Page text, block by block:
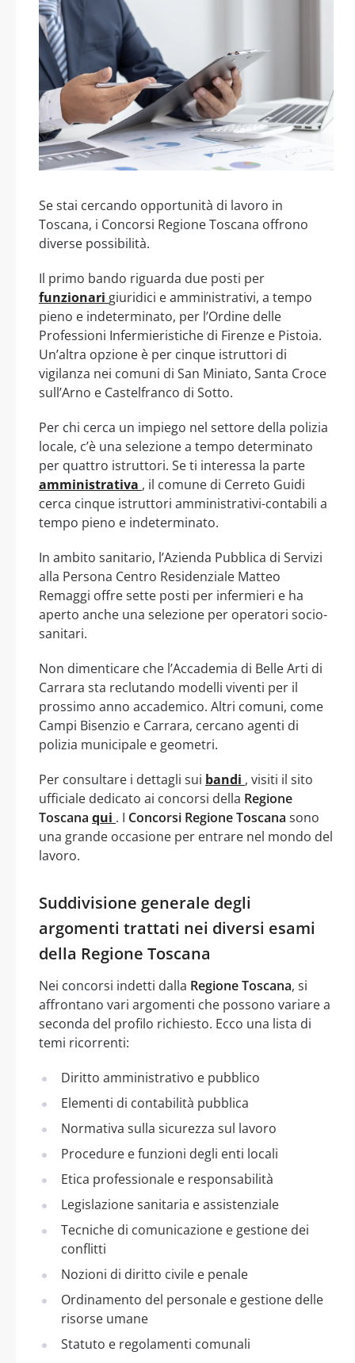
Se stai cercando opportunità di lavoro in
Toscana, i Concorsi Regione Toscana offrono
diverse possibilità.
Il primo bando riguarda due posti per
funzionari giuridici e amministrativi, a tempo
pieno e indeterminato, per l’Ordine delle
Professioni Infermieristiche di Firenze e Pistoia.
Un’altra opzione è per cinque istruttori di
vigilanza nei comuni di San Miniato, Santa Croce
sull’Arno e Castelfranco di Sotto.
Per chi cerca un impiego nel settore della polizia
locale, c’è una selezione a tempo determinato
per quattro istruttori. Se ti interessa la parte
amministrativa , il comune di Cerreto Guidi
cerca cinque istruttori amministrativi-contabili a
tempo pieno e indeterminato.
In ambito sanitario, l’Azienda Pubblica di Servizi
alla Persona Centro Residenziale Matteo
Remaggi offre sette posti per infermieri e ha
aperto anche una selezione per operatori socio-
sanitari.
Non dimenticare che l’Accademia di Belle Arti di
Carrara sta reclutando modelli viventi per il
prossimo anno accademico. Altri comuni, come
Campi Bisenzio e Carrara, cercano agenti di
polizia municipale e geometri.
Per consultare i dettagli sui bandi , visiti il sito
ufficiale dedicato ai concorsi della Regione
Toscana qui . I Concorsi Regione Toscana sono
una grande occasione per entrare nel mondo del
lavoro.
Suddivisione generale degli
argomenti trattati nei diversi esami
della Regione Toscana
Nei concorsi indetti dalla Regione Toscana, si
affrontano vari argomenti che possono variare a
seconda del profilo richiesto. Ecco una lista di
temi ricorrenti:
Diritto amministrativo e pubblico
Elementi di contabilità pubblica
Normativa sulla sicurezza sul lavoro
Procedure e funzioni degli enti locali
Etica professionale e responsabilità
Legislazione sanitaria e assistenziale
Tecniche di comunicazione e gestione dei
conflitti
Nozioni di diritto civile e penale
Ordinamento del personale e gestione delle
risorse umane
Statuto e regolamenti comunali